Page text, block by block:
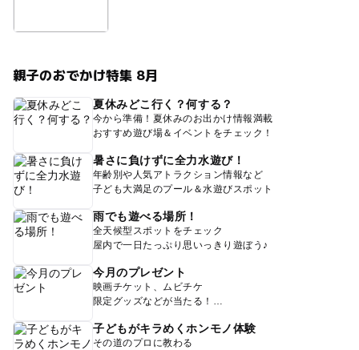
親子のおでかけ特集 8月
夏休みどこ行く？何する？
今から準備！夏休みのお出かけ情報満載
おすすめ遊び場＆イベントをチェック！
暑さに負けずに全力水遊び！
年齢別や人気アトラクション情報など
子ども大満足のプール＆水遊びスポット
雨でも遊べる場所！
全天候型スポットをチェック
屋内で一日たっぷり思いっきり遊ぼう♪
今月のプレゼント
映画チケット、ムビチケ
限定グッズなどが当たる！
子どもがキラめくホンモノ体験
その道のプロに教わる